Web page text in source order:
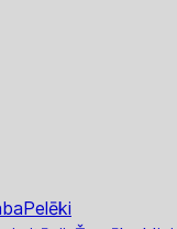
Pelēki